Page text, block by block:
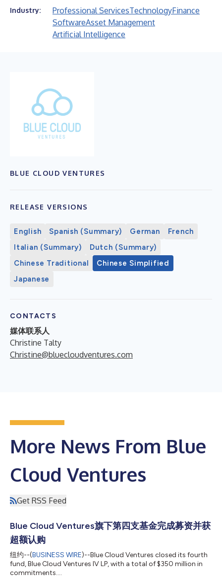
Industry: Professional ServicesTechnologyFinance
SoftwareAsset Management
Artificial Intelligence
BLUE CLOUD VENTURES
RELEASE VERSIONS
English Spanish (Summary) German
French
Italian (Summary)
Dutch (Summary)
Chinese Traditional
Chinese Simplified
Japanese
CONTACTS
媒体联系人
Christine Talty
Christine@bluecloudventures.com
More News From Blue
Cloud Ventures
Get RSS Feed
Blue Cloud Ventures旗下第四支基金完成募资并获
超额认购
纽约--(BUSINESS WIRE)--Blue Cloud Ventures closed its fourth
fund, Blue Cloud Ventures IV LP, with a total of $350 million in
commitments....